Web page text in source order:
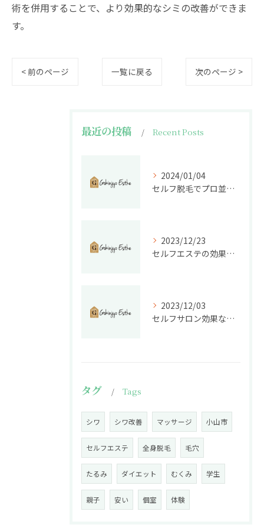
術を併用することで、より効果的なシミの改善ができま
す。
< 前のページ 一覧に戻る 次のページ >
最近の投稿 Recent Posts
2024/01/04
セルフ脱毛でプロ並み美肌！今年こそエステ級脱毛が叶う
2023/12/23
セルフエステの効果を実感できる？不安を解決する方法
2023/12/03
セルフサロン効果なし？ セルフエステは本当に効くのか徹底検証！
タグ Tags
シワ シワ改善 マッサージ 小山市
セルフエステ 全身脱毛 毛穴
たるみ ダイエット むくみ 学生
親子 安い 個室 体験